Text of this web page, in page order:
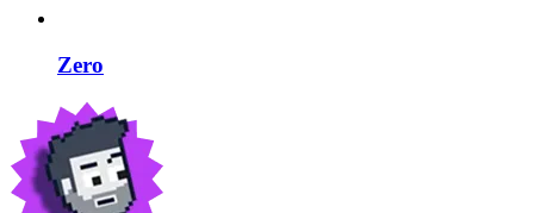
Zero